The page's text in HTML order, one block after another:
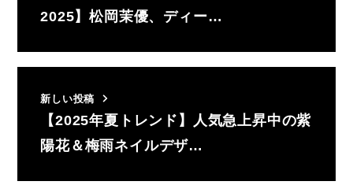
2025】松岡茉優、ディー…
新しい投稿
【2025年夏トレンド】人気急上昇中の紫
陽花＆梅雨ネイルデザ…